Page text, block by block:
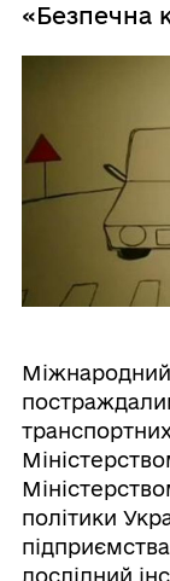
«Безпечна
політики
дослідний